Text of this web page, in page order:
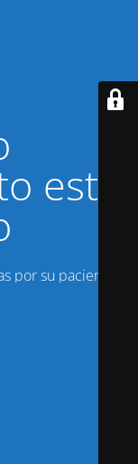
está
por su paciencia!